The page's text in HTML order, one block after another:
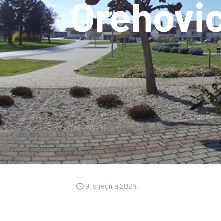
9. siječnja 2024.